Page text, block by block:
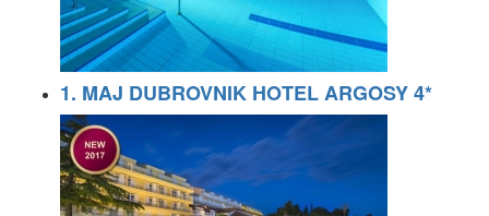
1. MAJ DUBROVNIK HOTEL ARGOSY 4*